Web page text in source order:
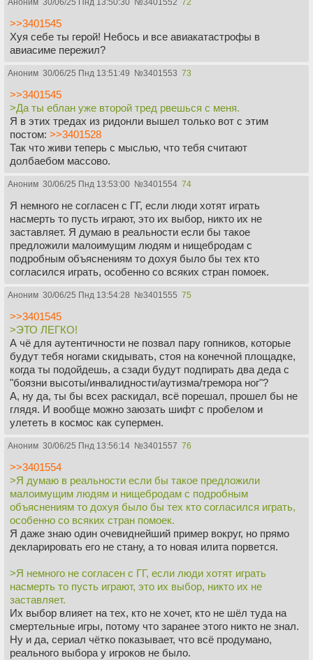
Аноним 30/06/25 Пнд 13:50:30 №3401552 72
>>3401545
Хуя себе ты герой! Небось и все авиакатастрофы в
авиасиме пережил?
Аноним 30/06/25 Пнд 13:51:49 №3401553 73
>>3401545
>Да ты еблан уже второй тред рвешься с меня.
Я в этих тредах из ридонли вышел только вот с этим
постом: >>3401528
Так что живи теперь с мыслью, что тебя считают
долбаебом массово.
Аноним 30/06/25 Пнд 13:53:00 №3401554 74
Я немного не согласен с ГГ, если люди хотят играть
насмерть то пусть играют, это их выбор, никто их не
заставляет. Я думаю в реальности если бы такое
предложили малоимущим людям и нищебродам с
подробным объяснениям то дохуя было бы тех кто
согласился играть, особенно со всяких стран помоек.
Аноним 30/06/25 Пнд 13:54:28 №3401555 75
>>3401545
>ЭТО ЛЕГКО!
А чё для аутентичности не позвал пару гопников, которые
будут тебя ногами скидывать, стоя на конечной площадке,
когда ты подойдешь, а сзади будут подпирать два деда с
"боязни высоты/инвалидности/аутизма/тремора ног"?
А, ну да, ты бы всех раскидал, всё порешал, прошел бы не
глядя. И вообще можно заюзать шифт с пробелом и
улететь в космос как супермен.
Аноним 30/06/25 Пнд 13:56:14 №3401557 76
>>3401554
>Я думаю в реальности если бы такое предложили
малоимущим людям и нищебродам с подробным
объяснениям то дохуя было бы тех кто согласился играть,
особенно со всяких стран помоек.
Я даже знаю один очевиднейший пример вокруг, но прямо
декларировать его не стану, а то новая илита порвется.
>Я немного не согласен с ГГ, если люди хотят играть
насмерть то пусть играют, это их выбор, никто их не
заставляет.
Их выбор влияет на тех, кто не хочет, кто не шёл туда на
смертельные игры, потому что заранее этого никто не знал.
Ну и да, сериал чётко показывает, что всё продумано,
реального выбора у игроков не было.